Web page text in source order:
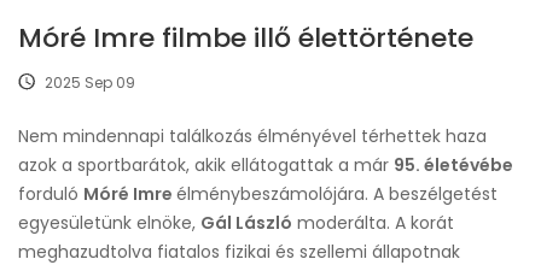
Móré Imre filmbe illő élettörténete
2025 Sep 09
Nem mindennapi találkozás élményével térhettek haza
azok a sportbarátok, akik ellátogattak a már 95. életévébe
forduló Móré Imre élménybeszámolójára. A beszélgetést
egyesületünk elnöke, Gál László moderálta. A korát
meghazudtolva fiatalos fizikai és szellemi állapotnak